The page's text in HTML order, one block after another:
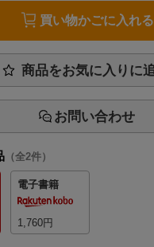
買い物かごに入れる
商品をお気に入りに
お問い合わせ
（全2件）
電子書籍
1,760円